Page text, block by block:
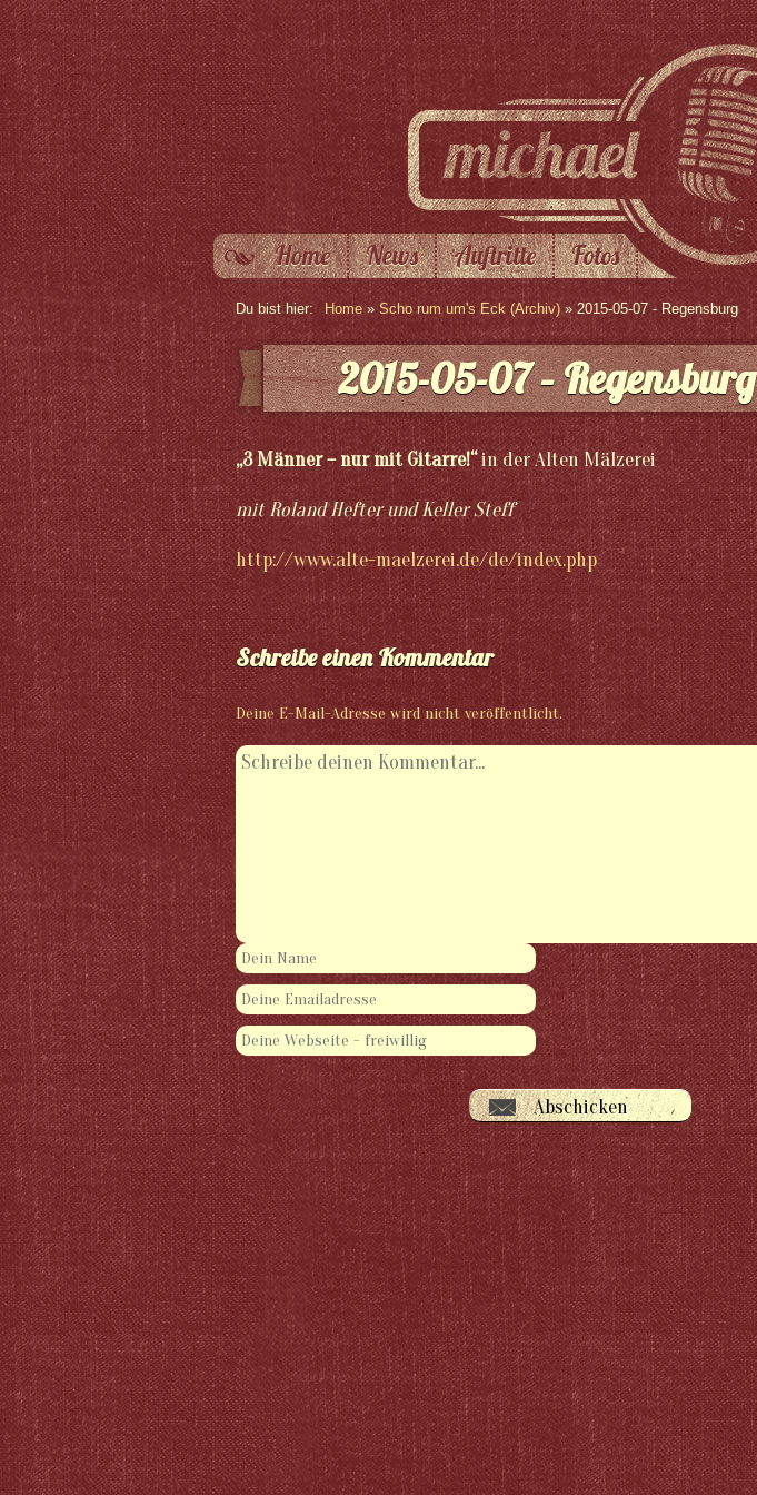
Home News Auftritte Fotos
Du bist hier: Home» Scho rum um's Eck (Archiv)» 2015-05-07 - Regensburg
2015-05-07 – Regensburg
„3 Männer – nur mit Gitarre!“in der Alten Mälzerei
mit Roland Hefter und Keller Steff
http://www.alte-maelzerei.de/de/index.php
Schreibe einen Kommentar
Deine E-Mail-Adresse wird nicht veröffentlicht.